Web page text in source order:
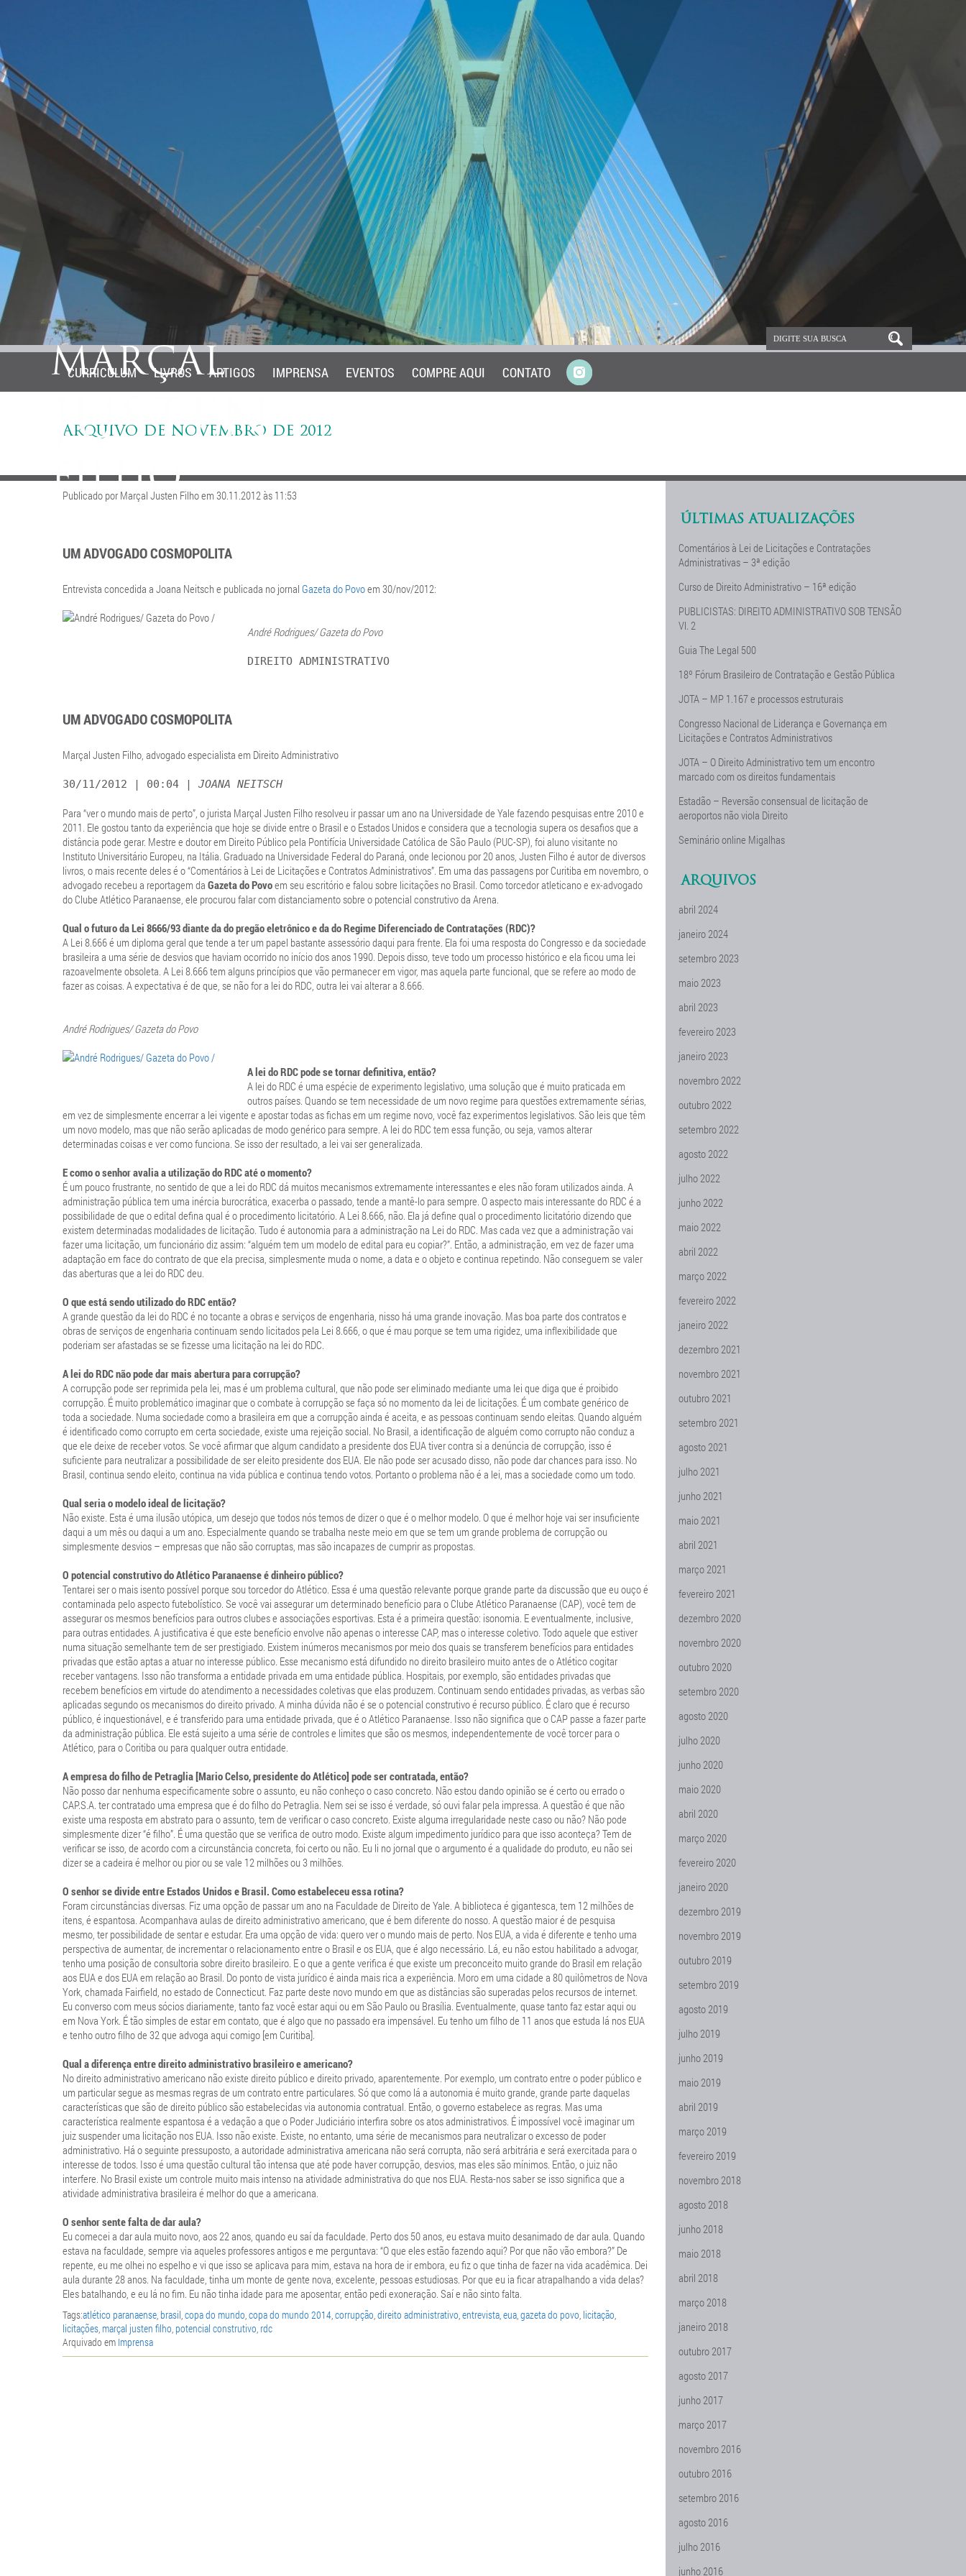
CURRICULUM LIVROS ARTIGOS IMPRENSA EVENTOS COMPRE AQUI CONTATO
ARQUIVO DE NOVEMBRO DE 2012
Publicado por Marçal Justen Filho em 30.11.2012 às 11:53
UM ADVOGADO COSMOPOLITA
Entrevista concedida a Joana Neitsch e publicada no jornal Gazeta do Povoem 30/nov/2012:
André Rodrigues/ Gazeta do Povo
DIREITO ADMINISTRATIVO
UM ADVOGADO COSMOPOLITA
Marçal Justen Filho, advogado especialista em Direito Administrativo
30/11/2012 | 00:04 | JOANA NEITSCH
Para “ver o mundo mais de perto”, o jurista Marçal Justen Filho resolveu ir passar um ano na Universidade de Yale fazendo pesquisas entre 2010 e
2011. Ele gostou tanto da experiência que hoje se divide entre o Brasil e o Estados Unidos e considera que a tecnologia supera os desafios que a
distância pode gerar. Mestre e doutor em Direito Público pela Pontifícia Universidade Católica de São Paulo (PUC-SP), foi aluno visitante no
Instituto Universitário Europeu, na Itália. Graduado na Universidade Federal do Paraná, onde lecionou por 20 anos, Justen Filho é autor de diversos
livros, o mais recente deles é o “Comentários à Lei de Licitações e Contratos Administrativos”. Em uma das passagens por Curitiba em novembro, o
advogado recebeu a reportagem da Gazeta do Povoem seu escritório e falou sobre licitações no Brasil. Como torcedor atleticano e ex-advogado
do Clube Atlético Paranaense, ele procurou falar com distanciamento sobre o potencial construtivo da Arena.
Qual o futuro da Lei 8666/93 diante da do pregão eletrônico e da do Regime Diferenciado de Contratações (RDC)?
A Lei 8.666 é um diploma geral que tende a ter um papel bastante assessório daqui para frente. Ela foi uma resposta do Congresso e da sociedade
brasileira a uma série de desvios que haviam ocorrido no início dos anos 1990. Depois disso, teve todo um processo histórico e ela ficou uma lei
razoavelmente obsoleta. A Lei 8.666 tem alguns princípios que vão permanecer em vigor, mas aquela parte funcional, que se refere ao modo de
fazer as coisas. A expectativa é de que, se não for a lei do RDC, outra lei vai alterar a 8.666.
André Rodrigues/ Gazeta do Povo
A lei do RDC pode se tornar definitiva, então?
A lei do RDC é uma espécie de experimento legislativo, uma solução que é muito praticada em
outros países. Quando se tem necessidade de um novo regime para questões extremamente sérias,
em vez de simplesmente encerrar a lei vigente e apostar todas as fichas em um regime novo, você faz experimentos legislativos. São leis que têm
um novo modelo, mas que não serão aplicadas de modo genérico para sempre. A lei do RDC tem essa função, ou seja, vamos alterar
determinadas coisas e ver como funciona. Se isso der resultado, a lei vai ser generalizada.
E como o senhor avalia a utilização do RDC até o momento?
É um pouco frustrante, no sentido de que a lei do RDC dá muitos mecanismos extremamente interessantes e eles não foram utilizados ainda. A
administração pública tem uma inércia burocrática, exacerba o passado, tende a mantê-lo para sempre. O aspecto mais interessante do RDC é a
possibilidade de que o edital defina qual é o procedimento licitatório. A Lei 8.666, não. Ela já define qual o procedimento licitatório dizendo que
existem determinadas modalidades de licitação. Tudo é autonomia para a administração na Lei do RDC. Mas cada vez que a administração vai
fazer uma licitação, um funcionário diz assim: “alguém tem um modelo de edital para eu copiar?”. Então, a administração, em vez de fazer uma
adaptação em face do contrato de que ela precisa, simplesmente muda o nome, a data e o objeto e continua repetindo. Não conseguem se valer
das aberturas que a lei do RDC deu.
O que está sendo utilizado do RDC então?
A grande questão da lei do RDC é no tocante a obras e serviços de engenharia, nisso há uma grande inovação. Mas boa parte dos contratos e
obras de serviços de engenharia continuam sendo licitados pela Lei 8.666, o que é mau porque se tem uma rigidez, uma inflexibilidade que
poderiam ser afastadas se se fizesse uma licitação na lei do RDC.
A lei do RDC não pode dar mais abertura para corrupção?
A corrupção pode ser reprimida pela lei, mas é um problema cultural, que não pode ser eliminado mediante uma lei que diga que é proibido
corrupção. É muito problemático imaginar que o combate à corrupção se faça só no momento da lei de licitações. É um combate genérico de
toda a sociedade. Numa sociedade como a brasileira em que a corrupção ainda é aceita, e as pessoas continuam sendo eleitas. Quando alguém
é identificado como corrupto em certa sociedade, existe uma rejeição social. No Brasil, a identificação de alguém como corrupto não conduz a
que ele deixe de receber votos. Se você afirmar que algum candidato a presidente dos EUA tiver contra si a denúncia de corrupção, isso é
suficiente para neutralizar a possibilidade de ser eleito presidente dos EUA. Ele não pode ser acusado disso, não pode dar chances para isso. No
Brasil, continua sendo eleito, continua na vida pública e continua tendo votos. Portanto o problema não é a lei, mas a sociedade como um todo.
Qual seria o modelo ideal de licitação?
Não existe. Esta é uma ilusão utópica, um desejo que todos nós temos de dizer o que é o melhor modelo. O que é melhor hoje vai ser insuficiente
daqui a um mês ou daqui a um ano. Especialmente quando se trabalha neste meio em que se tem um grande problema de corrupção ou
simplesmente desvios – empresas que não são corruptas, mas são incapazes de cumprir as propostas.
O potencial construtivo do Atlético Paranaense é dinheiro público?
Tentarei ser o mais isento possível porque sou torcedor do Atlético. Essa é uma questão relevante porque grande parte da discussão que eu ouço é
contaminada pelo aspecto futebolístico. Se você vai assegurar um determinado benefício para o Clube Atlético Paranaense (CAP), você tem de
assegurar os mesmos benefícios para outros clubes e associações esportivas. Esta é a primeira questão: isonomia. E eventualmente, inclusive,
para outras entidades. A justificativa é que este benefício envolve não apenas o interesse CAP, mas o interesse coletivo. Todo aquele que estiver
numa situação semelhante tem de ser prestigiado. Existem inúmeros mecanismos por meio dos quais se transferem benefícios para entidades
privadas que estão aptas a atuar no interesse público. Esse mecanismo está difundido no direito brasileiro muito antes de o Atlético cogitar
receber vantagens. Isso não transforma a entidade privada em uma entidade pública. Hospitais, por exemplo, são entidades privadas que
recebem benefícios em virtude do atendimento a necessidades coletivas que elas produzem. Continuam sendo entidades privadas, as verbas são
aplicadas segundo os mecanismos do direito privado. A minha dúvida não é se o potencial construtivo é recurso público. É claro que é recurso
público, é inquestionável, e é transferido para uma entidade privada, que é o Atlético Paranaense. Isso não significa que o CAP passe a fazer parte
da administração pública. Ele está sujeito a uma série de controles e limites que são os mesmos, independentemente de você torcer para o
Atlético, para o Coritiba ou para qualquer outra entidade.
A empresa do filho de Petraglia [Mario Celso, presidente do Atlético] pode ser contratada, então?
Não posso dar nenhuma especificamente sobre o assunto, eu não conheço o caso concreto. Não estou dando opinião se é certo ou errado o
CAP.S.A. ter contratado uma empresa que é do filho do Petraglia. Nem sei se isso é verdade, só ouvi falar pela impressa. A questão é que não
existe uma resposta em abstrato para o assunto, tem de verificar o caso concreto. Existe alguma irregularidade neste caso ou não? Não pode
simplesmente dizer “é filho”. É uma questão que se verifica de outro modo. Existe algum impedimento jurídico para que isso aconteça? Tem de
verificar se isso, de acordo com a circunstância concreta, foi certo ou não. Eu li no jornal que o argumento é a qualidade do produto, eu não sei
dizer se a cadeira é melhor ou pior ou se vale 12 milhões ou 3 milhões.
O senhor se divide entre Estados Unidos e Brasil. Como estabeleceu essa rotina?
Foram circunstâncias diversas. Fiz uma opção de passar um ano na Faculdade de Direito de Yale. A biblioteca é gigantesca, tem 12 milhões de
itens, é espantosa. Acompanhava aulas de direito administrativo americano, que é bem diferente do nosso. A questão maior é de pesquisa
mesmo, ter possibilidade de sentar e estudar. Era uma opção de vida: quero ver o mundo mais de perto. Nos EUA, a vida é diferente e tenho uma
perspectiva de aumentar, de incrementar o relacionamento entre o Brasil e os EUA, que é algo necessário. Lá, eu não estou habilitado a advogar,
tenho uma posição de consultoria sobre direito brasileiro. E o que a gente verifica é que existe um preconceito muito grande do Brasil em relação
aos EUA e dos EUA em relação ao Brasil. Do ponto de vista jurídico é ainda mais rica a experiência. Moro em uma cidade a 80 quilômetros de Nova
York, chamada Fairfield, no estado de Connecticut. Faz parte deste novo mundo em que as distâncias são superadas pelos recursos de internet.
Eu converso com meus sócios diariamente, tanto faz você estar aqui ou em São Paulo ou Brasília. Eventualmente, quase tanto faz estar aqui ou
em Nova York. É tão simples de estar em contato, que é algo que no passado era impensável. Eu tenho um filho de 11 anos que estuda lá nos EUA
e tenho outro filho de 32 que advoga aqui comigo [em Curitiba].
Qual a diferença entre direito administrativo brasileiro e americano?
No direito administrativo americano não existe direito público e direito privado, aparentemente. Por exemplo, um contrato entre o poder público e
um particular segue as mesmas regras de um contrato entre particulares. Só que como lá a autonomia é muito grande, grande parte daquelas
características que são de direito público são estabelecidas via autonomia contratual. Então, o governo estabelece as regras. Mas uma
característica realmente espantosa é a vedação a que o Poder Judiciário interfira sobre os atos administrativos. É impossível você imaginar um
juiz suspender uma licitação nos EUA. Isso não existe. Existe, no entanto, uma série de mecanismos para neutralizar o excesso de poder
administrativo. Há o seguinte pressuposto, a autoridade administrativa americana não será corrupta, não será arbitrária e será exercitada para o
interesse de todos. Isso é uma questão cultural tão intensa que até pode haver corrupção, desvios, mas eles são mínimos. Então, o juiz não
interfere. No Brasil existe um controle muito mais intenso na atividade administrativa do que nos EUA. Resta-nos saber se isso significa que a
atividade administrativa brasileira é melhor do que a americana.
O senhor sente falta de dar aula?
Eu comecei a dar aula muito novo, aos 22 anos, quando eu saí da faculdade. Perto dos 50 anos, eu estava muito desanimado de dar aula. Quando
estava na faculdade, sempre via aqueles professores antigos e me perguntava: “O que eles estão fazendo aqui? Por que não vão embora?” De
repente, eu me olhei no espelho e vi que isso se aplicava para mim, estava na hora de ir embora, eu fiz o que tinha de fazer na vida acadêmica. Dei
aula durante 28 anos. Na faculdade, tinha um monte de gente nova, excelente, pessoas estudiosas. Por que eu ia ficar atrapalhando a vida delas?
Eles batalhando, e eu lá no fim. Eu não tinha idade para me aposentar, então pedi exoneração. Saí e não sinto falta.
Tags:atlético paranaense, brasil,copa do mundo,copa do mundo 2014,corrupção,direito administrativo,entrevista,eua,gazeta do povo, licitação,
licitações, marçal justen filho, potencial construtivo, rdc
Arquivado em Imprensa
ÚLTIMAS ATUALIZAÇÕES
Comentários à Lei de Licitações e Contratações
Administrativas – 3ª edição
Curso de Direito Administrativo – 16ª edição
PUBLICISTAS: DIREITO ADMINISTRATIVO SOB TENSÃO
Vl. 2
Guia The Legal 500
18º Fórum Brasileiro de Contratação e Gestão Pública
JOTA – MP 1.167 e processos estruturais
Congresso Nacional de Liderança e Governança em
Licitações e Contratos Administrativos
JOTA – O Direito Administrativo tem um encontro
marcado com os direitos fundamentais
Estadão – Reversão consensual de licitação de
aeroportos não viola Direito
Seminário online Migalhas
ARQUIVOS
abril 2024
janeiro 2024
setembro 2023
maio 2023
abril 2023
fevereiro 2023
janeiro 2023
novembro 2022
outubro 2022
setembro 2022
agosto 2022
julho 2022
junho 2022
maio 2022
abril 2022
março 2022
fevereiro 2022
janeiro 2022
dezembro 2021
novembro 2021
outubro 2021
setembro 2021
agosto 2021
julho 2021
junho 2021
maio 2021
abril 2021
março 2021
fevereiro 2021
dezembro 2020
novembro 2020
outubro 2020
setembro 2020
agosto 2020
julho 2020
junho 2020
maio 2020
abril 2020
março 2020
fevereiro 2020
janeiro 2020
dezembro 2019
novembro 2019
outubro 2019
setembro 2019
agosto 2019
julho 2019
junho 2019
maio 2019
abril 2019
março 2019
fevereiro 2019
novembro 2018
agosto 2018
junho 2018
maio 2018
abril 2018
março 2018
janeiro 2018
outubro 2017
agosto 2017
junho 2017
março 2017
novembro 2016
outubro 2016
setembro 2016
agosto 2016
julho 2016
junho 2016